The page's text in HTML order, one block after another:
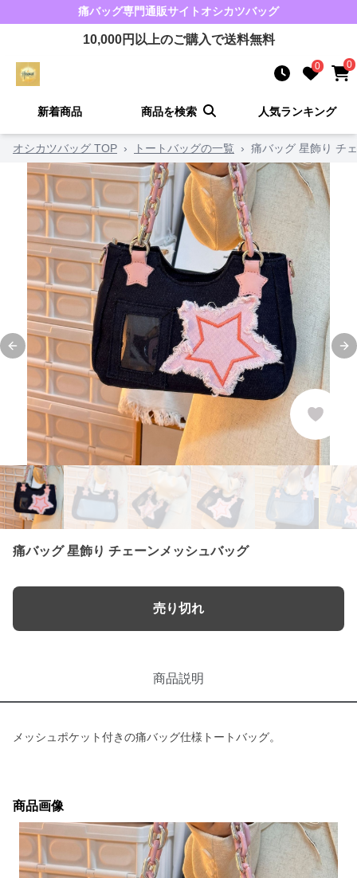
痛バッグ専門通販サイト オシカツバッグ
10,000円以上のご購入で送料無料
0 0
新着商品 商品を検索 人気ランキング
オシカツバッグ TOP › トートバッグの一覧 › 痛バッグ 星飾り チ
Previous slide
痛バッグ 星飾り チェーンメッシュバッグ
売り切れ
商品説明
メッシュポケット付きの痛バッグ仕様トートバッグ。
商品画像